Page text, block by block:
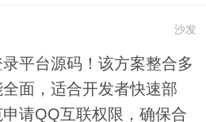
沙发
平台源码！该方案整合多
面，适合开发者快速部
请QQ互联权限，确保合